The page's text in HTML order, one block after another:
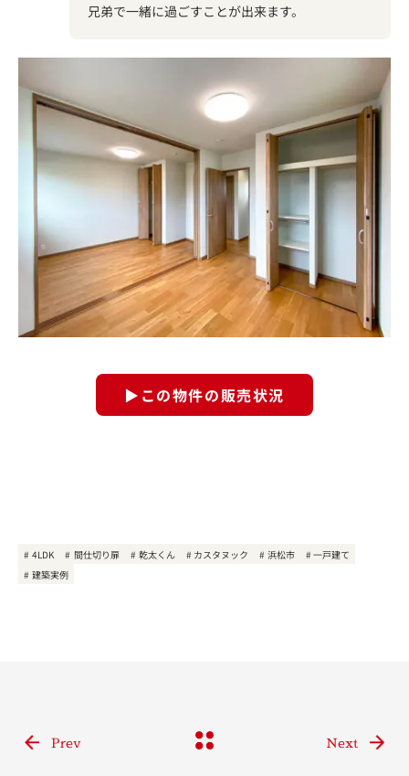
兄弟で一緒に過ごすことが出来ます。
▶この物件の販売状況
4LDK 間仕切り扉 乾太くん カスタヌック 浜松市
一戸建て
建築実例
Prev Next